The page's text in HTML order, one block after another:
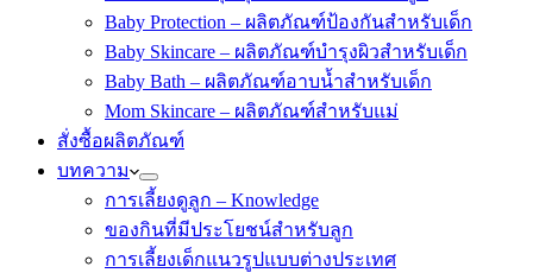
Baby Protection – ผลิตภัณฑ์ป้องกันสำหรับเด็ก
Baby Skincare – ผลิตภัณฑ์บำรุงผิวสำหรับเด็ก
Baby Bath – ผลิตภัณฑ์อาบน้ำสำหรับเด็ก
Mom Skincare – ผลิตภัณฑ์สำหรับแม่
สั่งซื้อผลิตภัณฑ์
บทความ
การเลี้ยงดูลูก – Knowledge
ของกินที่มีประโยชน์สำหรับลูก
การเลี้ยงเด็กแนวรูปแบบต่างประเทศ